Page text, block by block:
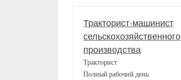
Тракторист-машинист
сельскохозяйственного
производства
Тракторист
Полный рабочий день